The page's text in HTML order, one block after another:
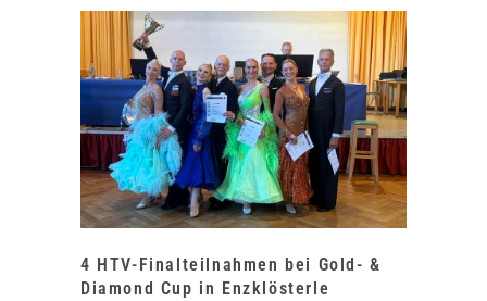
4 HTV-Finalteilnahmen bei Gold- &
Diamond Cup in Enzklösterle